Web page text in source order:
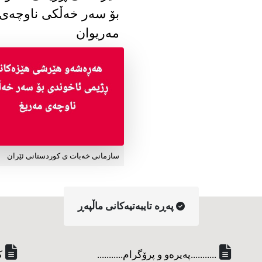
بۆ سەر خەڵکی
مەریوان
سازمانی خەبات ی کوردستانی ئێران
په‌ڕه‌ تایبه‌تیه‌کانی ماڵپه‌ڕ
...........په‌یره‌و و پرۆگرام...........